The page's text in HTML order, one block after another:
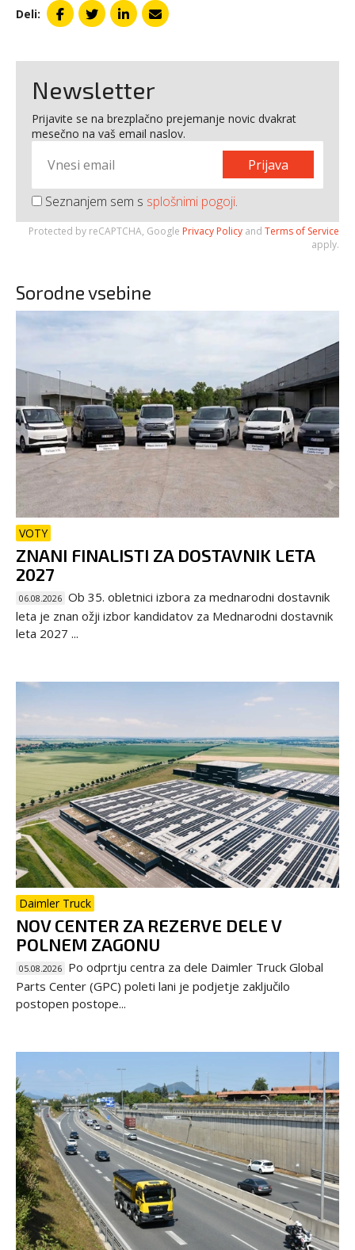
Deli:
Newsletter
Prijavite se na brezplačno prejemanje novic dvakrat
mesečno na vaš email naslov.
Prijava
Seznanjem sem s splošnimi pogoji.
Protected by reCAPTCHA, Google Privacy Policy and Terms of Service
apply.
Sorodne vsebine
VOTY
ZNANI FINALISTI ZA DOSTAVNIK LETA
2027
06.08.2026 Ob 35. obletnici izbora za mednarodni dostavnik
leta je znan ožji izbor kandidatov za Mednarodni dostavnik
leta 2027 ...
Daimler Truck
NOV CENTER ZA REZERVE DELE V
POLNEM ZAGONU
05.08.2026 Po odprtju centra za dele Daimler Truck Global
Parts Center (GPC) poleti lani je podjetje zaključilo
postopen postope...